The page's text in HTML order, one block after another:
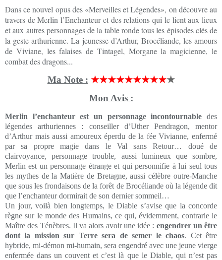
Dans ce nouvel opus des «Merveilles et Légendes», on découvre au
travers de Merlin l’Enchanteur et des relations qui le lient aux lieux
et aux autres personnages de la table ronde tous les épisodes clés de
la geste arthurienne. La jeunesse d’Arthur, Brocéliande, les amours
de Viviane, les falaises de Tintagel, Morgane la magicienne, le
combat des dragons...
Ma Note : ★★★★★★★★★★
Mon Avis :
Merlin l’enchanteur est un personnage incontournable des
légendes arthuriennes : conseiller d’Uther Pendragon, mentor
d’Arthur mais aussi amoureux éperdu de la fée Vivianne, enfermé
par sa propre magie dans le Val sans Retour… doué de
clairvoyance, personnage trouble, aussi lumineux que sombre,
Merlin est un personnage étrange et qui personnifie à lui seul tous
les mythes de la Matière de Bretagne, aussi célèbre outre-Manche
que sous les frondaisons de la forêt de Brocéliande où la légende dit
que l’enchanteur dormirait de son dernier sommeil…
Un jour, voilà bien longtemps, le Diable s’avise que la concorde
règne sur le monde des Humains, ce qui, évidemment, contrarie le
Maître des Ténèbres. Il va alors avoir une idée : engendrer un être
dont la mission sur Terre sera de semer le chaos. Cet être
hybride, mi-démon mi-humain, sera engendré avec une jeune vierge
enfermée dans un couvent et c’est là que le Diable, qui n’est pas